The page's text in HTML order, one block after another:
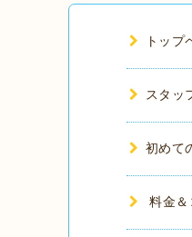
トップ
スタッ
初めて
料金＆